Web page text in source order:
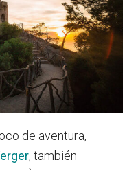
de aventura,
, también